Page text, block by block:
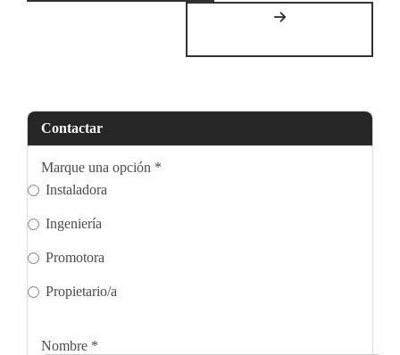
Contactar
Marque una opción *
Instaladora
Ingeniería
Promotora
Propietario/a
Nombre *